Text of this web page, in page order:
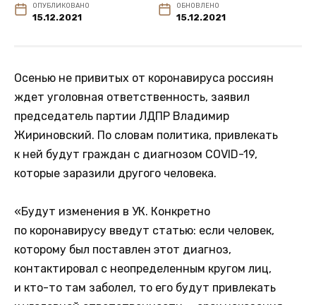
ОПУБЛИКОВАНО
15.12.2021
ОБНОВЛЕНО
15.12.2021
Осенью не привитых от коронавируса россиян
ждет уголовная ответственность, заявил
председатель партии ЛДПР Владимир
Жириновский. По словам политика, привлекать
к ней будут граждан с диагнозом COVID-19,
которые заразили другого человека.
«Будут изменения в УК. Конкретно
по коронавирусу введут статью: если человек,
которому был поставлен этот диагноз,
контактировал с неопределенным кругом лиц,
и кто-то там заболел, то его будут привлекать